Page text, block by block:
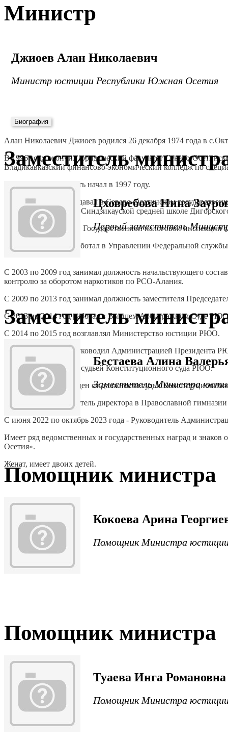
Министр
Джиоев Алан Николаевич
Министр юстиции Республики Южная Осетия
Биография
Алан Николаевич Джиоев родился 26 декабря 1974 года в
В 1996 году окончил юридический факультет Северо-
Владикавказский финансово-экономический колледж по
Трудовую деятельность начал в 1997 году.
В разные годы преподавал в Северо-Осетинском
управления», а также Синдзикауской средней школе
В 1997 году работал в Государственной налоговой инспекции
С 1997 по 2003 год работал в Управлении Федеральной
состава.
С 2003 по 2009 год занимал должность начальствующего
контролю за оборотом наркотиков по РСО-Алания.
С 2009 по 2013 год занимал должность заместителя
С 2013 по 2014 год работал в Высшем Арбитражном Суде
С 2014 по 2015 год возглавлял Министерство юстиции РЮО.
С 2015 по 2016 год руководил Администрацией Президента
В 2016 году назначен судьей Конституционного суда РЮО.
В 2017 году освобожден от должности судьи
С 2020 года – заместитель директора в Православной
С июня 2022 по октябрь 2023 года - Руководитель
Имеет ряд ведомственных и государственных наград и
Осетия».
Женат, имеет двоих детей.
Заместитель
Цховребова Нина
Первый заместитель
Заместитель
Бестаева Алина
Заместитель Министра
Помощник министра
Кокоева Арина
Помощник Министра
Помощник министра
Туаева Инга Романовна
Помощник Министра